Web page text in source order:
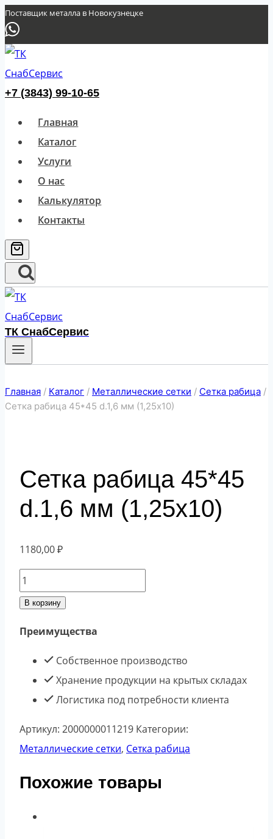
Перейти
к
содержимому
Поставщик металла в Новокузнецке
+7 (3843) 99-10-65
Главная
Каталог
Услуги
О нас
Калькулятор
Контакты
ТК СнабСервис
Главная / Каталог / Металлические сетки / Сетка рабица /
Сетка рабица 45*45 d.1,6 мм (1,25х10)
Сетка рабица 45*45
d.1,6 мм (1,25х10)
1180,00₽
Количество
товара
рабица
45*45
d.1,6
В корзину
Преимущества
Собственное производство
Хранение продукции на крытых складах
Логистика под потребности клиента
Артикул: 2000000011219 Категории:
Металлические сетки, Сетка рабица
Похожие товары